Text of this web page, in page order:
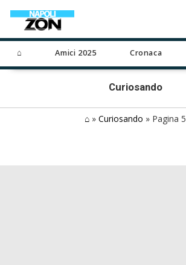
⌂ Amici 2025 Cronaca
Curiosando
⌂ » Curiosando » Pagina 5